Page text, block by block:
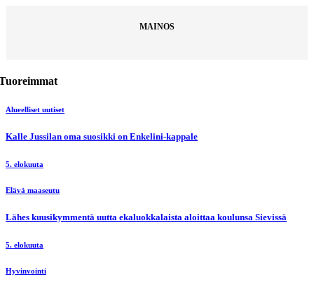
MAINOS
Alueelliset uutiset
Kalle Jussilan oma suosikki on Enkelini-kappale
5. elokuuta
Elävä maaseutu
Lähes kuusikymmentä uutta ekaluokkalaista aloittaa koulunsa Sievissä
5. elokuuta
Hyvinvointi